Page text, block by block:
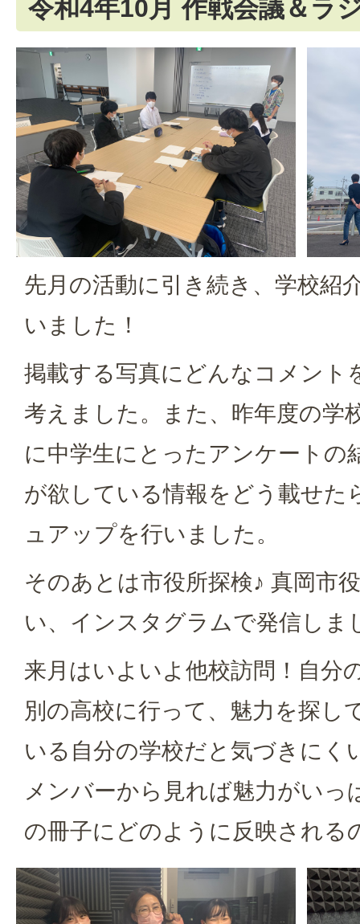
令和4年10月 作戦会議＆ラ
先月の活動に引き続き、学校紹
いました！
掲載する写真にどんなコメント
考えました。また、昨年度の学
に中学生にとったアンケートの
が欲している情報をどう載せた
ュアップを行いました。
そのあとは市役所探検♪ 真岡市
い、インスタグラムで発信しま
来月はいよいよ他校訪問！自分
別の高校に行って、魅力を探し
いる自分の学校だと気づきにく
メンバーから見れば魅力がいっ
の冊子にどのように反映される